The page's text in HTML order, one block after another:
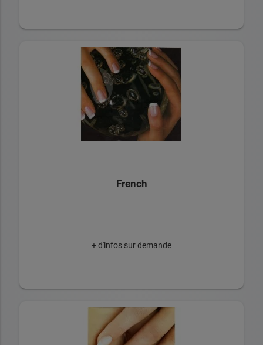
French
+ d'infos sur demande